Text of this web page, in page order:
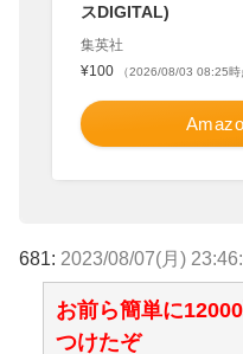
スDIGITAL)
集英社
¥100
（2026/08/03 08:25時
681: 2023/08/07(月)
お前ら簡単に
つけたぞ